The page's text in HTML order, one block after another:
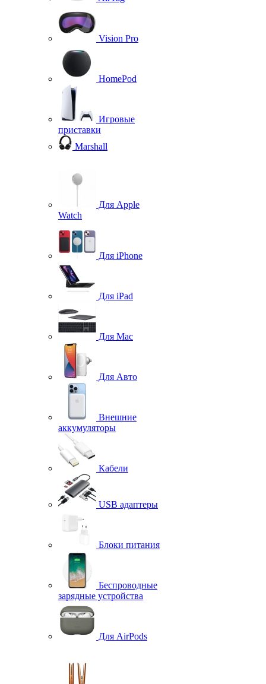
Vision Pro
HomePod
Игровые
приставки
Marshall
Для Apple
Watch
Для iPhone
Для iPad
Для Mac
Для Авто
Внешние
аккумуляторы
Кабели
USB адаптеры
Блоки питания
Беспроводные
зарядные устройства
Для AirPods